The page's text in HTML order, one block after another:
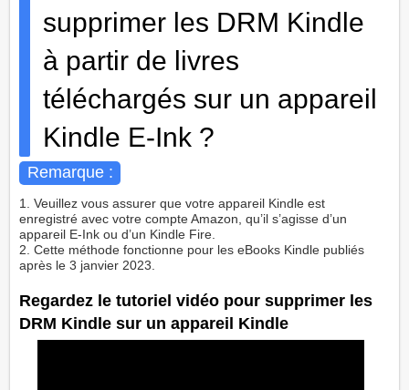
supprimer les DRM Kindle
à partir de livres
téléchargés sur un appareil
Kindle E-Ink ?
Remarque :
1. Veuillez vous assurer que votre appareil Kindle est
enregistré avec votre compte Amazon, qu’il s’agisse d’un
appareil E-Ink ou d’un Kindle Fire.
2. Cette méthode fonctionne pour les eBooks Kindle publiés
après le 3 janvier 2023.
Regardez le tutoriel vidéo pour supprimer les
DRM Kindle sur un appareil Kindle